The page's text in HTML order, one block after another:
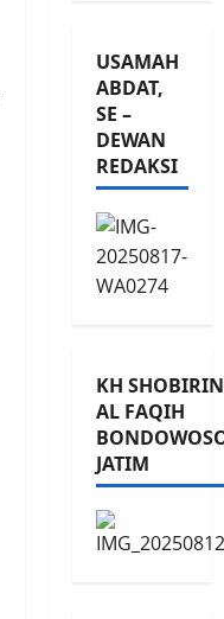
USAMAH
ABDAT,
SE –
DEWAN
REDAKSI
KH SHOBIRIN
AL FAQIH
JATIM